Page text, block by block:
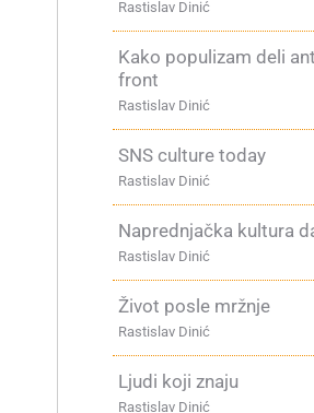
Rastislav Dinić
Kako populizam deli
front
Rastislav Dinić
SNS culture today
Rastislav Dinić
Naprednjačka kultura
Rastislav Dinić
Život posle mržnje
Rastislav Dinić
Ljudi koji znaju
Rastislav Dinić